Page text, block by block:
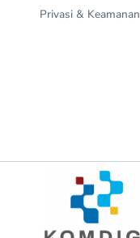
Privasi &